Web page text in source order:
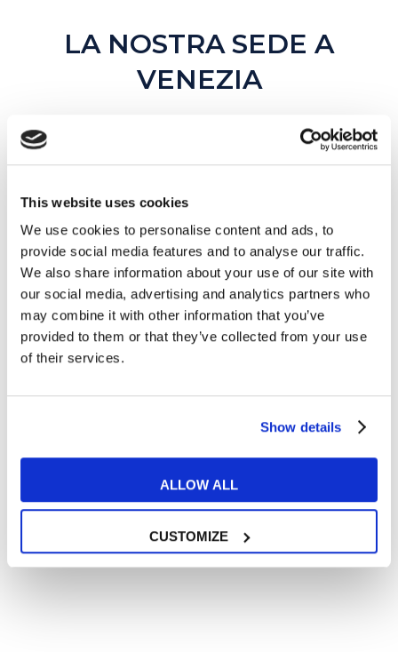
This website uses cookies
We use cookies to personalise content and ads, to
provide social media features and to analyse our traffic.
We also share information about your use of our site with
our social media, advertising and analytics partners who
may combine it with other information that you’ve
provided to them or that they’ve collected from your use
of their services.
Show details
ALLOW ALL
CUSTOMIZE
LA NOSTRA SEDE A
VENEZIA
Scegli la scuola My English School più vicina
per contattarla: insieme sceglieremo il
My English School Venezia Corso del
Popolo
Corso del Popolo, 53/A041 2689766